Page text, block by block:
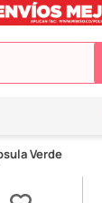
Verde